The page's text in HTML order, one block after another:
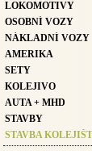
LOKOMOTIVY
OSOBNÍ VOZY
NÁKLADNÍ VOZY
AMERIKA
SETY
KOLEJIVO
AUTA + MHD
STAVBY
STAVBA